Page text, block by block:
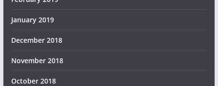
January 2019
December 2018
November 2018
October 2018